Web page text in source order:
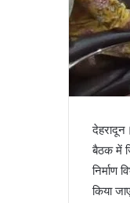
बैठक में
निर्माण
किया